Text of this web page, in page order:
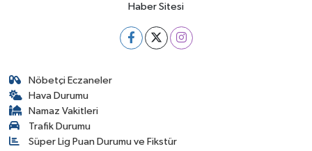
Haber Sitesi
Nöbetçi Eczaneler
Hava Durumu
Namaz Vakitleri
Trafik Durumu
Süper Lig Puan Durumu ve Fikstür